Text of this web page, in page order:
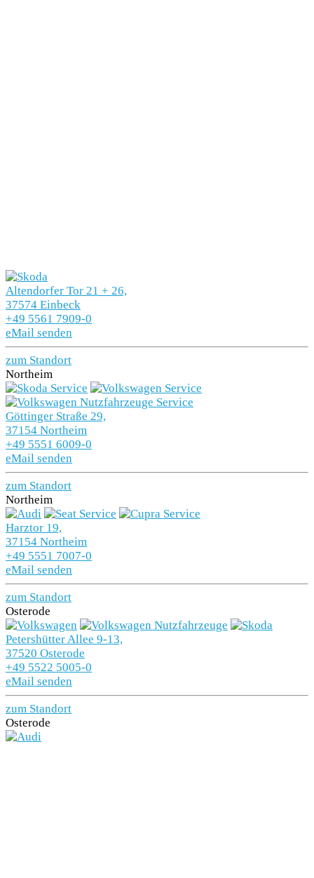
Altendorfer Tor 21 + 26,
37574 Einbeck
+49 5561 7909-0
eMail senden
zum Standort
Northeim
Göttinger Straße 29,
37154 Northeim
+49 5551 6009-0
eMail senden
zum Standort
Northeim
Harztor 19,
37154 Northeim
+49 5551 7007-0
eMail senden
zum Standort
Osterode
Petershütter Allee 9-13,
37520 Osterode
+49 5522 5005-0
eMail senden
zum Standort
Osterode